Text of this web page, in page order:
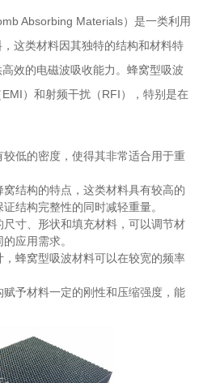
Absorbing Materials）是一类利用
这类材料因其独特的结构和材料特
效的电磁波吸收能力。蜂窝型吸波
）和射频干扰（RFI），特别是在
低的密度，使得其非常适合用于重
结构的特点，这类材料具有较高的
结构完整性的同时减轻重量。
寸、形状和填充材料，可以调节材
应用需求。
蜂窝型吸波材料可以在较宽的频率
予材料一定的刚性和压缩强度，能